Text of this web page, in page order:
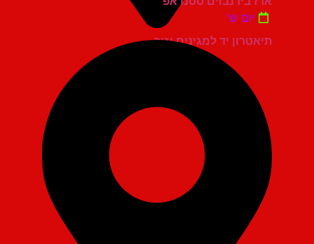
תיאטרון יד למגינים יגור
יום ש'